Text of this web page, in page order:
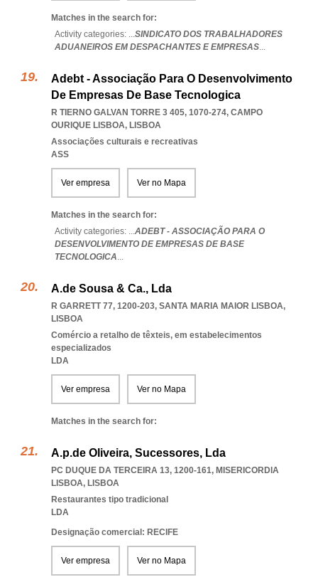
Matches in the search for:
Activity categories: ...SINDICATO DOS TRABALHADORES
ADUANEIROS EM DESPACHANTES E EMPRESAS...
Adebt - Associação Para O Desenvolvimento
De Empresas De Base Tecnologica
R TIERNO GALVAN TORRE 3 405, 1070-274, CAMPO
OURIQUE LISBOA, LISBOA
Associações culturais e recreativas
ASS
Ver empresa Ver no Mapa
Matches in the search for:
Activity categories: ...ADEBT - ASSOCIAÇÃO PARA O
DESENVOLVIMENTO DE EMPRESAS DE BASE
TECNOLOGICA...
A.de Sousa & Ca., Lda
R GARRETT 77, 1200-203, SANTA MARIA MAIOR LISBOA,
LISBOA
Comércio a retalho de têxteis, em estabelecimentos
especializados
LDA
Ver empresa Ver no Mapa
Matches in the search for:
A.p.de Oliveira, Sucessores, Lda
PC DUQUE DA TERCEIRA 13, 1200-161, MISERICORDIA
LISBOA, LISBOA
Restaurantes tipo tradicional
LDA
Designação comercial: RECIFE
Ver empresa Ver no Mapa